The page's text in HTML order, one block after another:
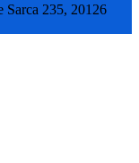
235, 20126